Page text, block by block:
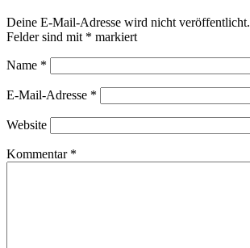
Deine E-Mail-Adresse wird nicht veröffentlicht.
Felder sind mit * markiert
Name *
E-Mail-Adresse *
Website
Kommentar *